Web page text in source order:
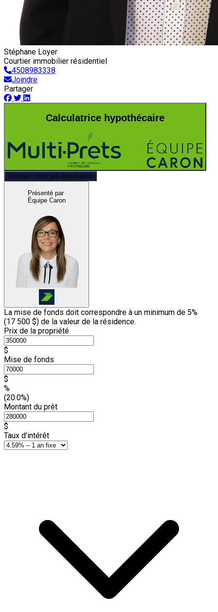
Stéphane Loyer
Courtier immobilier résidentiel
4508983338
Joindre
Partager
Calculatrice hypothécaire
Obtenez votre pré-approbation
Présenté par
Équipe Caron
La mise de fonds doit correspondre à un minimum de 5%
(17 500 $) de la valeur de la résidence.
Prix de la propriété
$
Mise de fonds
$
%
(20.0%)
Montant du prêt
$
Taux d'intérêt